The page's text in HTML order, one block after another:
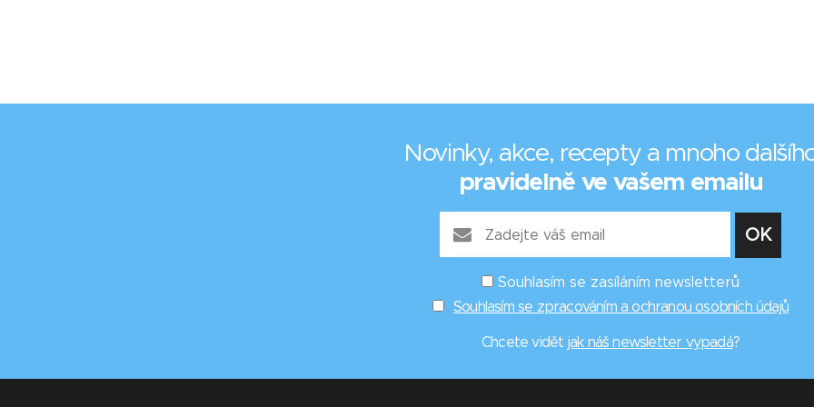
Novinky, akce, recepty a mnoho
pravidelně ve vašem emailu
Souhlasím se zasíláním newsletterů
Souhlasím se zpracováním a ochranou osobních údajů
Chcete vidět jak náš newsletter vypadá?